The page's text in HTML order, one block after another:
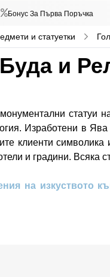
Бонус За Първа Поръчка
и статуетки
и
Изработени в
клиенти
и градини. Всяка
на изкуството